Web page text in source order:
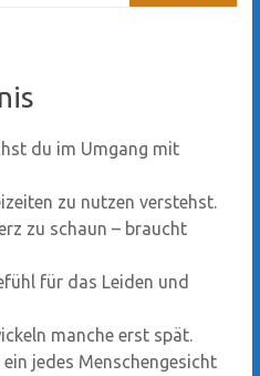
du im Umgang mit
zu nutzen verstehst.
zu schaun – braucht
für das Leiden und
manche erst spät.
jedes Menschengesicht